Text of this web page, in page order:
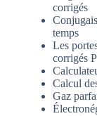
corrigés
temps
Les
corrigés
Calcul
Gaz